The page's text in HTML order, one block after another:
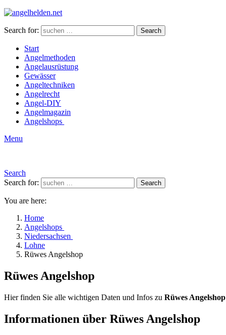
Search for: Search
Start
Angelmethoden
Angelausrüstung
Gewässer
Angeltechniken
Angelrecht
Angel-DIY
Angelmagazin
Angelshops
Menu
Search
Search for:
Search
You are here:
Home
Angelshops
Niedersachsen
Lohne
Rüwes Angelshop
Rüwes Angelshop
Hier finden Sie alle wichtigen Daten und Infos zu Rüwes Angelshop
Informationen über Rüwes Angelshop